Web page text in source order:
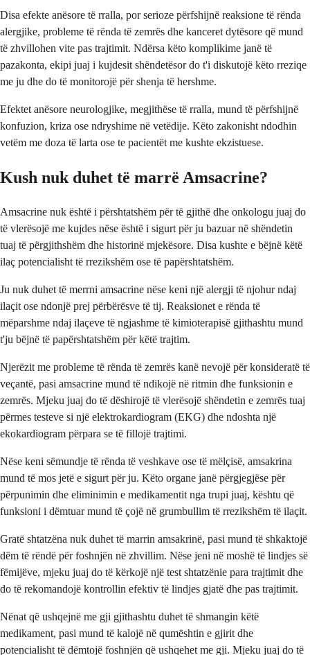
Disa efekte anësore të rralla, por serioze përfshijnë reaksione të rënda
alergjike, probleme të rënda të zemrës dhe kanceret dytësore që mund
të zhvillohen vite pas trajtimit. Ndërsa këto komplikime janë të
pazakonta, ekipi juaj i kujdesit shëndetësor do t'i diskutojë këto rreziqe
me ju dhe do të monitorojë për shenja të hershme.
Efektet anësore neurologjike, megjithëse të rralla, mund të përfshijnë
konfuzion, kriza ose ndryshime në vetëdije. Këto zakonisht ndodhin
vetëm me doza të larta ose te pacientët me kushte ekzistuese.
Kush nuk duhet të marrë Amsacrine?
Amsacrine nuk është i përshtatshëm për të gjithë dhe onkologu juaj do
të vlerësojë me kujdes nëse është i sigurt për ju bazuar në shëndetin
tuaj të përgjithshëm dhe historinë mjekësore. Disa kushte e bëjnë këtë
ilaç potencialisht të rrezikshëm ose të papërshtatshëm.
Ju nuk duhet të merrni amsacrine nëse keni një alergji të njohur ndaj
ilaçit ose ndonjë prej përbërësve të tij. Reaksionet e rënda të
mëparshme ndaj ilaçeve të ngjashme të kimioterapisë gjithashtu mund
t'ju bëjnë të papërshtatshëm për këtë trajtim.
Njerëzit me probleme të rënda të zemrës kanë nevojë për konsideratë të
veçantë, pasi amsacrine mund të ndikojë në ritmin dhe funksionin e
zemrës. Mjeku juaj do të dëshirojë të vlerësojë shëndetin e zemrës tuaj
përmes testeve si një elektrokardiogram (EKG) dhe ndoshta një
ekokardiogram përpara se të fillojë trajtimi.
Nëse keni sëmundje të rënda të veshkave ose të mëlçisë, amsakrina
mund të mos jetë e sigurt për ju. Këto organe janë përgjegjëse për
përpunimin dhe eliminimin e medikamentit nga trupi juaj, kështu që
funksioni i dëmtuar mund të çojë në grumbullim të rrezikshëm të ilaçit.
Gratë shtatzëna nuk duhet të marrin amsakrinë, pasi mund të shkaktojë
dëm të rëndë për foshnjën në zhvillim. Nëse jeni në moshë të lindjes së
fëmijëve, mjeku juaj do të kërkojë një test shtatzënie para trajtimit dhe
do të rekomandojë kontrollin efektiv të lindjes gjatë dhe pas trajtimit.
Nënat që ushqejnë me gji gjithashtu duhet të shmangin këtë
medikament, pasi mund të kalojë në qumështin e gjirit dhe
potencialisht të dëmtojë foshnjën që ushqehet me gji. Mjeku juaj do të